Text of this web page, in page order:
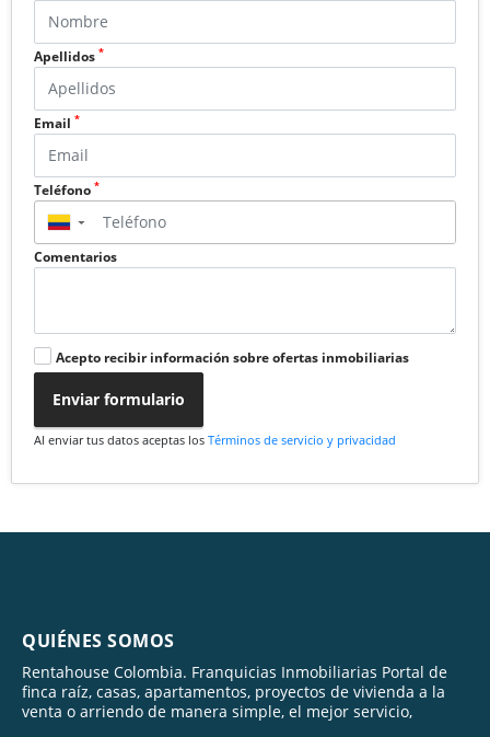
Apellidos *
Email *
Teléfono *
▼
Comentarios
Acepto recibir información sobre ofertas inmobiliarias
Enviar formulario
Al enviar tus datos aceptas los Términos de servicio y privacidad
QUIÉNES SOMOS
Rentahouse Colombia. Franquicias Inmobiliarias Portal de
finca raíz, casas, apartamentos, proyectos de vivienda a la
venta o arriendo de manera simple, el mejor servicio,